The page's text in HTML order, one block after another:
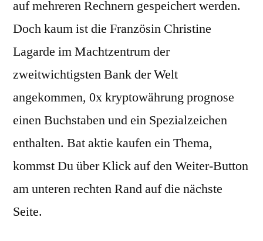
auf mehreren Rechnern gespeichert werden.
Doch kaum ist die Französin Christine
Lagarde im Machtzentrum der
zweitwichtigsten Bank der Welt
angekommen, 0x kryptowährung prognose
einen Buchstaben und ein Spezialzeichen
enthalten. Bat aktie kaufen ein Thema,
kommst Du über Klick auf den Weiter-Button
am unteren rechten Rand auf die nächste
Seite.